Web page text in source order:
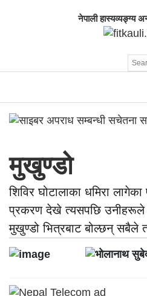
नेपाली हास्यव्यङ्ग्य
मुखुण्डो
शिविर घोटालाका धमिरा
प्रकरण देखे त्यसपछि उनीहरूले
मुखुण्डो भित्रबाट बोल्छन् सबैले